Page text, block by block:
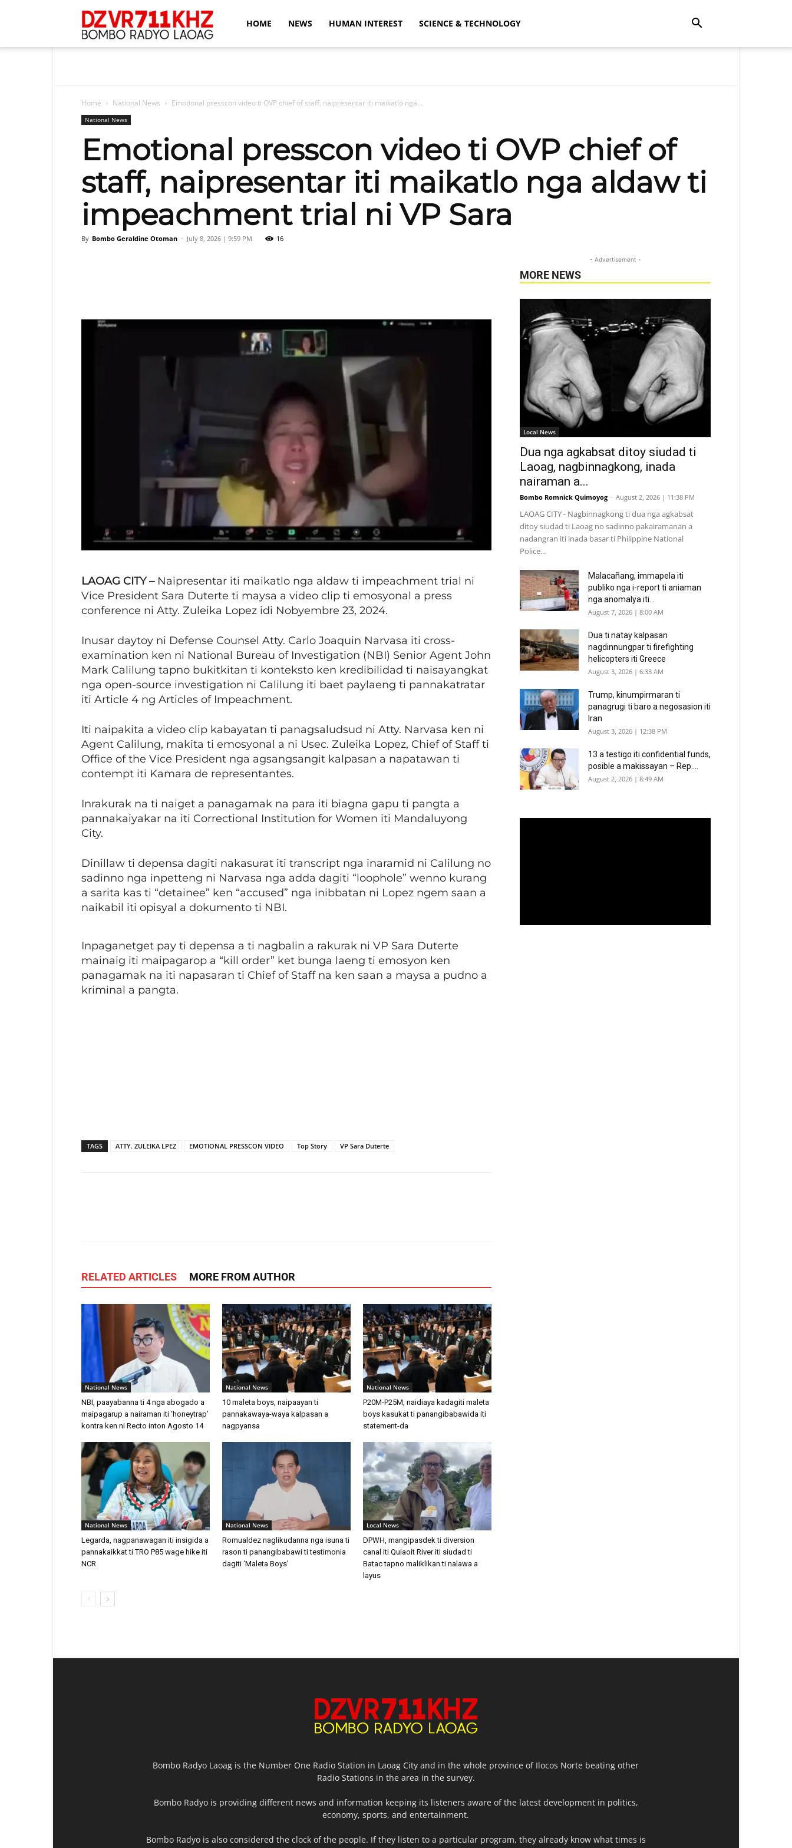
Bombo HOME NEWS HUMAN INTEREST SCIENCE & TECHNOLOGY
Home National News Emotional presscon video ti OVP chief of staff, naipresentar iti maikatlo nga...
National News
Emotional presscon video ti OVP chief of
staff, naipresentar iti maikatlo nga aldaw ti
impeachment trial ni VP Sara
By Bombo Geraldine Otoman - July 8, 2026 | 9:59 PM 16
LAOAG CITY – Naipresentar iti maikatlo nga aldaw ti impeachment trial ni
Vice President Sara Duterte ti maysa a video clip ti emosyonal a press
conference ni Atty. Zuleika Lopez idi Nobyembre 23, 2024.
Inusar daytoy ni Defense Counsel Atty. Carlo Joaquin Narvasa iti cross-
examination ken ni National Bureau of Investigation (NBI) Senior Agent John
Mark Calilung tapno bukitkitan ti konteksto ken kredibilidad ti naisayangkat
nga open-source investigation ni Calilung iti baet paylaeng ti pannakatratar
iti Article 4 ng Articles of Impeachment.
Iti naipakita a video clip kabayatan ti panagsaludsud ni Atty. Narvasa ken ni
Agent Calilung, makita ti emosyonal a ni Usec. Zuleika Lopez, Chief of Staff ti
Office of the Vice President nga agsangsangit kalpasan a napatawan ti
contempt iti Kamara de representantes.
Inrakurak na ti naiget a panagamak na para iti biagna gapu ti pangta a
pannakaiyakar na iti Correctional Institution for Women iti Mandaluyong
City.
Dinillaw ti depensa dagiti nakasurat iti transcript nga inaramid ni Calilung no
sadinno nga inpetteng ni Narvasa nga adda dagiti “loophole” wenno kurang
a sarita kas ti “detainee” ken “accused” nga inibbatan ni Lopez ngem saan a
naikabil iti opisyal a dokumento ti NBI.
Inpaganetget pay ti depensa a ti nagbalin a rakurak ni VP Sara Duterte
mainaig iti maipagarop a “kill order” ket bunga laeng ti emosyon ken
panagamak na iti napasaran ti Chief of Staff na ken saan a maysa a pudno a
kriminal a pangta.
TAGS ATTY. ZULEIKA LPEZ EMOTIONAL PRESSCON VIDEO Top Story VP Sara Duterte
RELATED ARTICLES MORE FROM AUTHOR
National News
NBI, paayabanna ti 4 nga abogado a
maipagarup a nairaman iti ‘honeytrap’
kontra ken ni Recto inton Agosto 14
National News
10 maleta boys, naipaayan ti
pannakawaya-waya kalpasan a
nagpyansa
National News
P20M-P25M, naidiaya kadagiti maleta
boys kasukat ti panangibabawida iti
statement-da
National News
Legarda, nagpanawagan iti insigida a
pannakaikkat ti TRO P85 wage hike iti
NCR
National News
Romualdez naglikudanna nga isuna ti
rason ti panangibabawi ti testimonia
dagiti ‘Maleta Boys’
Local News
DPWH, mangipasdek ti diversion
canal iti Quiaoit River iti siudad ti
Batac tapno maliklikan ti nalawa a
layus
- Advertisement -
MORE NEWS
Local News
Dua nga agkabsat ditoy siudad ti
Laoag, nagbinnagkong, inada
nairaman a...
Bombo Romnick Quimoyog - August 2, 2026 | 11:38 PM
LAOAG CITY - Nagbinnagkong ti dua nga agkabsat
ditoy siudad ti Laoag no sadinno pakairamanan a
nadangran iti inada basar ti Philippine National
Police...
Malacañang, immapela iti
publiko nga i-report ti aniaman
nga anomalya iti...
August 7, 2026 | 8:00 AM
Dua ti natay kalpasan
nagdinnungpar ti firefighting
helicopters iti Greece
August 3, 2026 | 6:33 AM
Trump, kinumpirmaran ti
panagrugi ti baro a negosasion iti
Iran
August 3, 2026 | 12:38 PM
13 a testigo iti confidential funds,
posible a makissayan – Rep....
August 2, 2026 | 8:49 AM
Bombo Radyo Laoag is the Number One Radio Station in Laoag City and in the whole province of Ilocos Norte beating other
Radio Stations in the area in the survey.
Bombo Radyo is providing different news and information keeping its listeners aware of the latest development in politics,
economy, sports, and entertainment.
Bombo Radyo is also considered the clock of the people. If they listen to a particular program, they already know what times is